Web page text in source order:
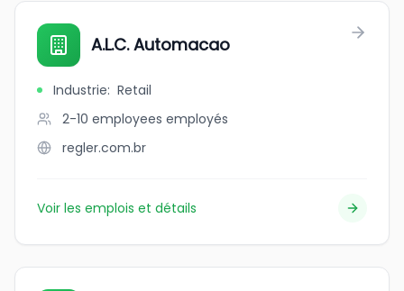
A.L.C. Automacao
Industrie: Retail
2-10 employees employés
regler.com.br
Voir les emplois et détails